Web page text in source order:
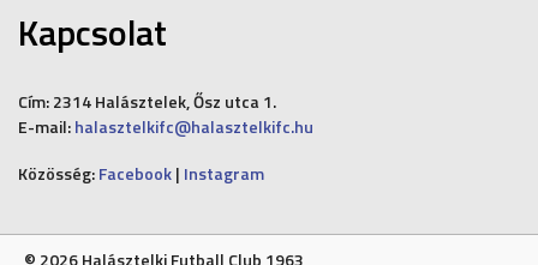
Kapcsolat
Cím:2314 Halásztelek, Ősz utca 1.
E-mail:halasztelkifc@halasztelkifc.hu
Közösség:Facebook| Instagram
© 2026 Halásztelki Futball Club 1963